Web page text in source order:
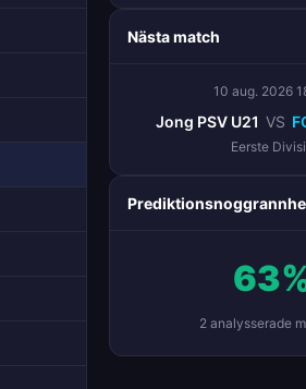
Nästa match
10 aug. 2026
Jong PSV U21 VS
Eerste
2 analysserade